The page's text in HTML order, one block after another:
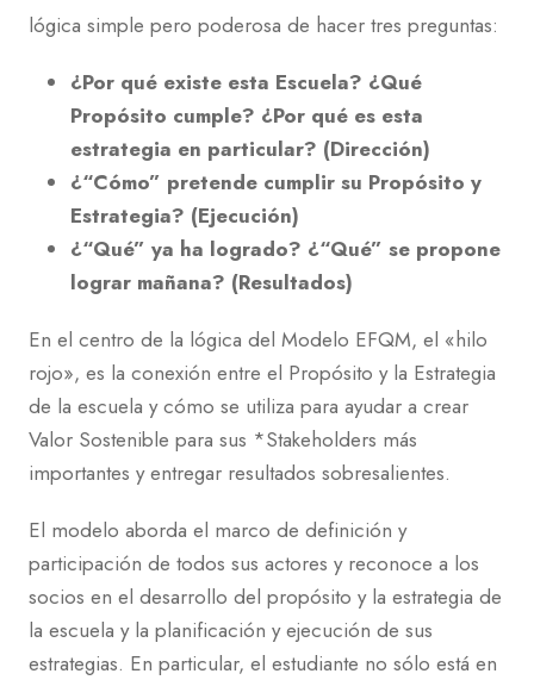
lógica simple pero poderosa de hacer tres preguntas:
¿Por qué existe esta Escuela? ¿Qué
Propósito cumple? ¿Por qué es esta
estrategia en particular? (Dirección)
¿“Cómo” pretende cumplir su Propósito y
Estrategia? (Ejecución)
¿“Qué” ya ha logrado? ¿“Qué” se propone
lograr mañana? (Resultados)
En el centro de la lógica del Modelo EFQM, el «hilo
rojo», es la conexión entre el Propósito y la Estrategia
de la escuela y cómo se utiliza para ayudar a crear
Valor Sostenible para sus *Stakeholders más
importantes y entregar resultados sobresalientes.
El modelo aborda el marco de definición y
participación de todos sus actores y reconoce a los
socios en el desarrollo del propósito y la estrategia de
la escuela y la planificación y ejecución de sus
estrategias. En particular, el estudiante no sólo está en